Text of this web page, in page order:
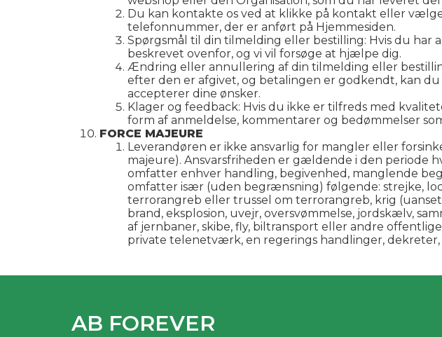
Du kan kontakte os ved at klikke på kontakt eller
telefonnummer, der er anført på Hjemmesiden.
Spørgsmål til din tilmelding eller bestilling: Hvis du
beskrevet ovenfor, og vi vil forsøge at hjælpe dig.
Ændring eller annullering af din tilmelding eller
efter den er afgivet, og betalingen er godkendt, kan
accepterer dine ønsker.
Klager og feedback: Hvis du ikke er tilfreds med
form af anmeldelse, kommentarer og bedømmelser
FORCE MAJEURE
Leverandøren er ikke ansvarlig for mangler eller
majeure). Ansvarsfriheden er gældende i den periode
omfatter enhver handling, begivenhed, manglende
omfatter især (uden begrænsning) følgende: strejke,
terrorangreb eller trussel om terrorangreb, krig
brand, eksplosion, uvejr, oversvømmelse, jordskælv,
af jernbaner, skibe, fly, biltransport eller andre
private telenetværk, en regerings handlinger,
AB FOREVER